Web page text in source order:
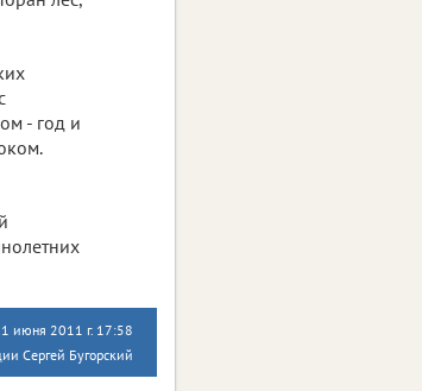
- год и
июня 2011 г. 17:58
Сергей Бугорский